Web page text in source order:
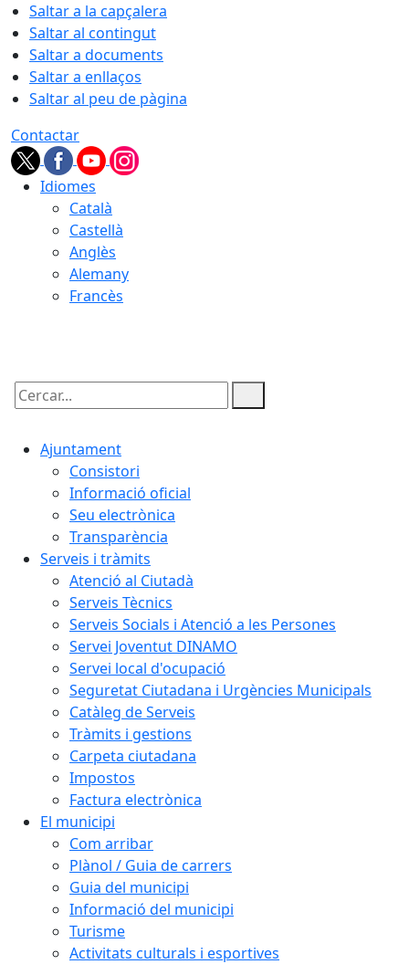
Saltar a la capçalera
Saltar al contingut
Saltar a documents
Saltar a enllaços
Saltar al peu de pàgina
Contactar
Idiomes
Català
Castellà
Anglès
Alemany
Francès
Cercar:
Ajuntament
Consistori
Informació oficial
Seu electrònica
Transparència
Serveis i tràmits
Atenció al Ciutadà
Serveis Tècnics
Serveis Socials i Atenció a les Persones
Servei Joventut DINAMO
Servei local d'ocupació
Seguretat Ciutadana i Urgències Municipals
Catàleg de Serveis
Tràmits i gestions
Carpeta ciutadana
Impostos
Factura electrònica
El municipi
Com arribar
Plànol / Guia de carrers
Guia del municipi
Informació del municipi
Turisme
Activitats culturals i esportives